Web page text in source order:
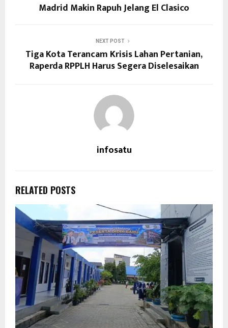
Madrid Makin Rapuh Jelang El Clasico
NEXT POST
Tiga Kota Terancam Krisis Lahan Pertanian,
Raperda RPPLH Harus Segera Diselesaikan
infosatu
RELATED POSTS